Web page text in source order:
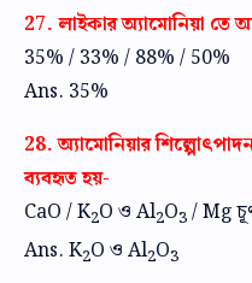
27. লাইকার অ্যামোনিয়া তে
35% / 33% / 88% / 50%
Ans. 35%
28. অ্যামোনিয়ার
ব্যবহৃত হয়-
CaO / K2O ও Al2O3/ Mg
Ans. K2O ও Al2O3